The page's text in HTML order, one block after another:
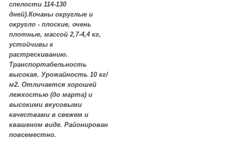
спелости 114-130
дней).Кочаны округлые и
округло - плоские, очень
плотные, массой 2,7-4,4 кг,
устойчивы к
растрескиванию.
Транспортабельность
высокая. Урожайность 10 кг/
м2. Отличается хорошей
лежкостью (до марта) и
высокими вкусовыми
качествами в свежем и
квашеном виде. Районирован
повсеместно.